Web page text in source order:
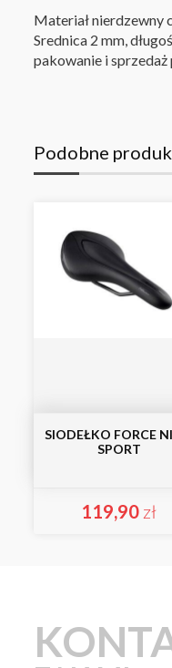
Materiał nierdzewny
Srednica 2 mm,
pakowanie i
Podobne
SIODEŁKO FORCE
SPORT
119,90 zł